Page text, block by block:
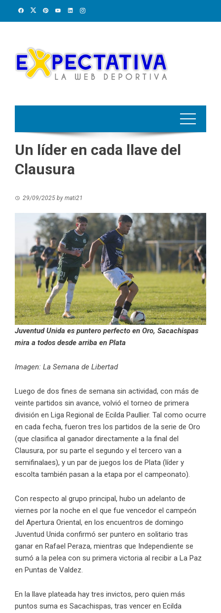
Un líder en cada llave del
Clausura
29/09/2025 by mati21
Juventud Unida es puntero perfecto en Oro, Sacachispas
mira a todos desde arriba en Plata
Imagen: La Semana de Libertad
Luego de dos fines de semana sin actividad, con más de
veinte partidos sin avance, volvió el torneo de primera
división en Liga Regional de Ecilda Paullier. Tal como ocurre
en cada fecha, fueron tres los partidos de la serie de Oro
(que clasifica al ganador directamente a la final del
Clausura, por su parte el segundo y el tercero van a
semifinalaes), y un par de juegos los de Plata (líder y
escolta también pasan a la etapa por el campeonato).
Con respecto al grupo principal, hubo un adelanto de
viernes por la noche en el que fue vencedor el campeón
del Apertura Oriental, en los encuentros de domingo
Juventud Unida confirmó ser puntero en solitario tras
ganar en Rafael Peraza, mientras que Independiente se
sumó a la pelea con su primera victoria al recibir a La Paz
en Puntas de Valdez.
En la llave plateada hay tres invictos, pero quien más
puntos suma es Sacachispas, tras vencer en Ecilda